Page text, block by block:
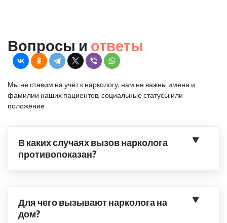
Вопросы и ответы
Мы не ставим на учёт к наркологу, нам не важны имена и
фамилии наших пациентов, социальные статусы или
положение
В каких случаях вызов нарколога
противопоказан?
Для чего вызывают нарколога на
дом?